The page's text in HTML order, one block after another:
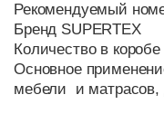
Рекомендуемый
Бренд SUPERTEX
Количество в
Основное
мебели и матрасов,